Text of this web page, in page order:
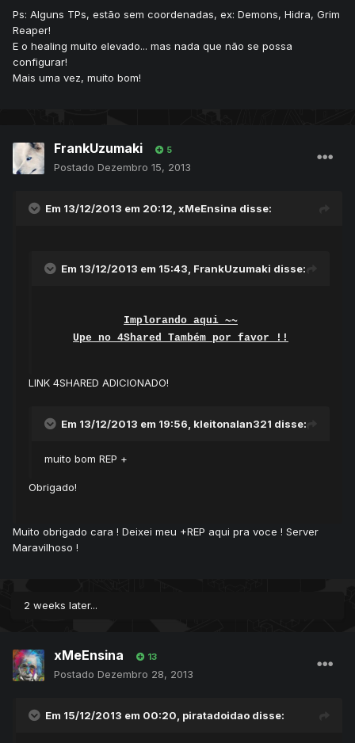
Ps: Alguns TPs, estão sem coordenadas, ex: Demons, Hidra, Grim
Reaper!
E o healing muito elevado... mas nada que não se possa
configurar!
Mais uma vez, muito bom!
FrankUzumaki 5
Postado Dezembro 15, 2013
Em 13/12/2013 em 20:12, xMeEnsina disse:
Em 13/12/2013 em 15:43, FrankUzumaki disse:
Implorando aqui ~~
Upe no 4Shared Também por favor !!
LINK 4SHARED ADICIONADO!
Em 13/12/2013 em 19:56, kleitonalan321 disse:
muito bom REP +
Obrigado!
Muito obrigado cara ! Deixei meu +REP aqui pra voce ! Server
Maravilhoso !
2 weeks later...
xMeEnsina 13
Postado Dezembro 28, 2013
Em 15/12/2013 em 00:20, piratadoidao disse: